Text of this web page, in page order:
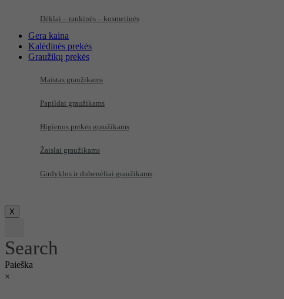
Dėklai – rankinės – kosmetinės
Gera kaina
Kalėdinės prekės
Graužikų prekės
Maistas graužikams
Papildai graužikams
Higienos prekės graužikams
Žaislai graužikams
Girdyklos ir dubenėliai graužikams
X
Search
Paieška
×